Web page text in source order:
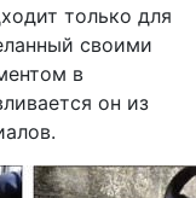
только для
своими
в
он из